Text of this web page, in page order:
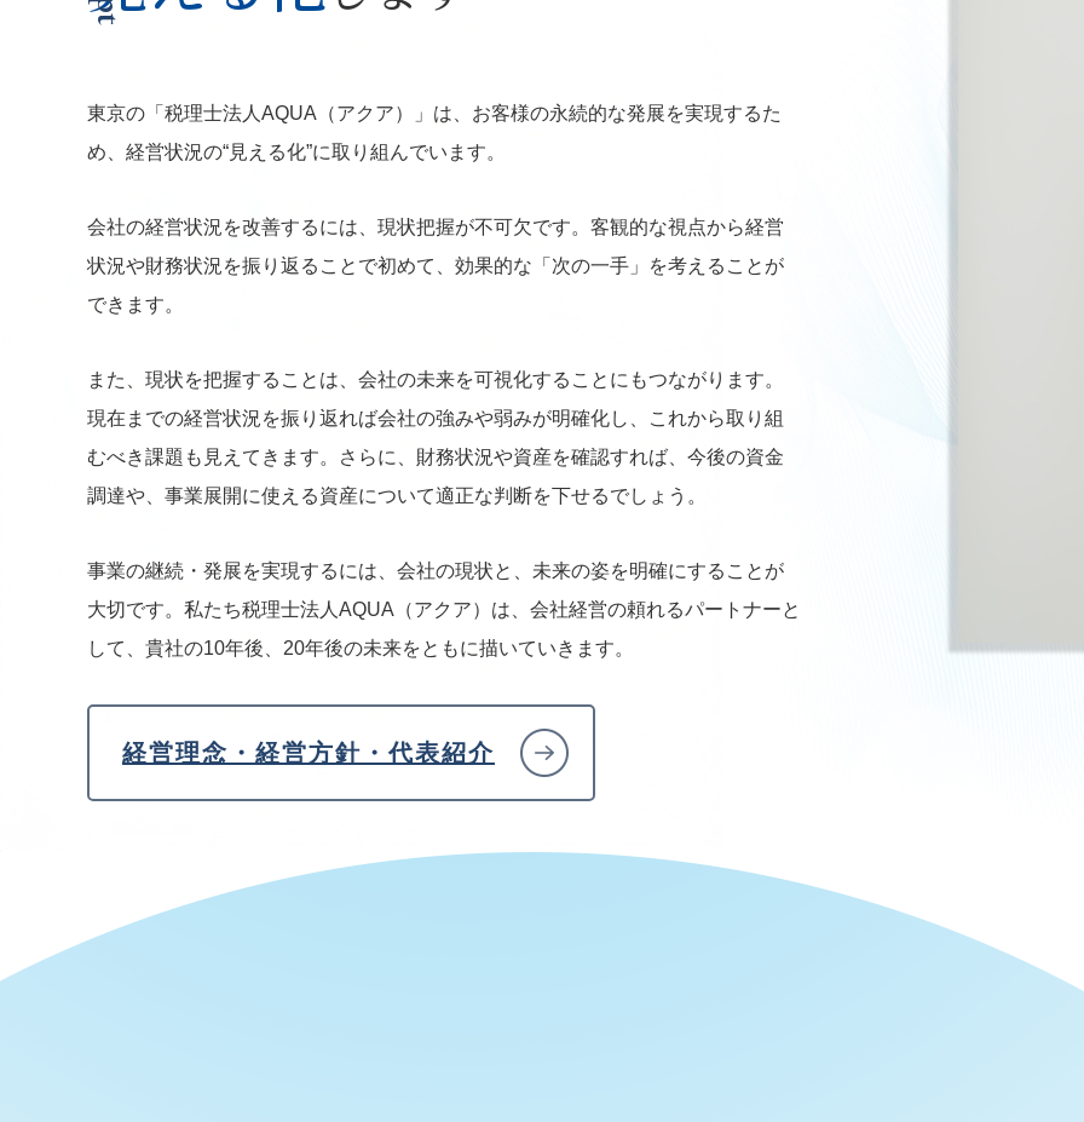
東京の「税理士法人AQUA（アクア）」は、お客様の永続的な発展を実現するた
め、経営状況の“見える化”に取り組んでいます。
会社の経営状況を改善するには、現状把握が不可欠です。客観的な視点から経営
状況や財務状況を振り返ることで初めて、効果的な「次の一手」を考えることが
できます。
また、現状を把握することは、会社の未来を可視化することにもつながります。
現在までの経営状況を振り返れば会社の強みや弱みが明確化し、これから取り組
むべき課題も見えてきます。さらに、財務状況や資産を確認すれば、今後の資金
調達や、事業展開に使える資産について適正な判断を下せるでしょう。
事業の継続・発展を実現するには、会社の現状と、未来の姿を明確にすることが
大切です。私たち税理士法人AQUA（アクア）は、会社経営の頼れるパートナーと
して、貴社の10年後、20年後の未来をともに描いていきます。
経営理念・経営方針・代表紹介